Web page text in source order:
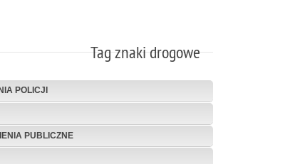
Tag znaki drogowe
POLICJI
PUBLICZNE